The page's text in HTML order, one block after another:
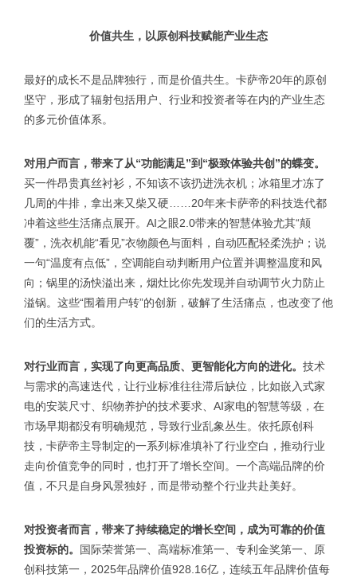
价值共生，以原创科技赋能产业生态
最好的成长不是品牌独行，而是价值共生。卡萨帝20年的原创
坚守，形成了辐射包括用户、行业和投资者等在内的产业生态
的多元价值体系。
对用户而言，带来了从“功能满足”到“极致体验共创”的蝶变。
买一件昂贵真丝衬衫，不知该不该扔进洗衣机；冰箱里才冻了
几周的牛排，拿出来又柴又硬……20年来卡萨帝的科技迭代都
冲着这些生活痛点展开。AI之眼2.0带来的智慧体验尤其“颠
覆”，洗衣机能“看见”衣物颜色与面料，自动匹配轻柔洗护；说
一句“温度有点低”，空调能自动判断用户位置并调整温度和风
向；锅里的汤快溢出来，烟灶比你先发现并自动调节火力防止
溢锅。这些“围着用户转”的创新，破解了生活痛点，也改变了他
们的生活方式。
对行业而言，实现了向更高品质、更智能化方向的进化。 技术
与需求的高速迭代，让行业标准往往滞后缺位，比如嵌入式家
电的安装尺寸、织物养护的技术要求、AI家电的智慧等级，在
市场早期都没有明确规范，导致行业乱象丛生。依托原创科
技，卡萨帝主导制定的一系列标准填补了行业空白，推动行业
走向价值竞争的同时，也打开了增长空间。一个高端品牌的价
值，不只是自身风景独好，而是带动整个行业共赴美好。
对投资者而言，带来了持续稳定的增长空间，成为可靠的价值
投资标的。
国际荣誉第一、高端标准第一、专利金奖第一、原
创科技第一，2025年品牌价值928.16亿，连续五年品牌价值每